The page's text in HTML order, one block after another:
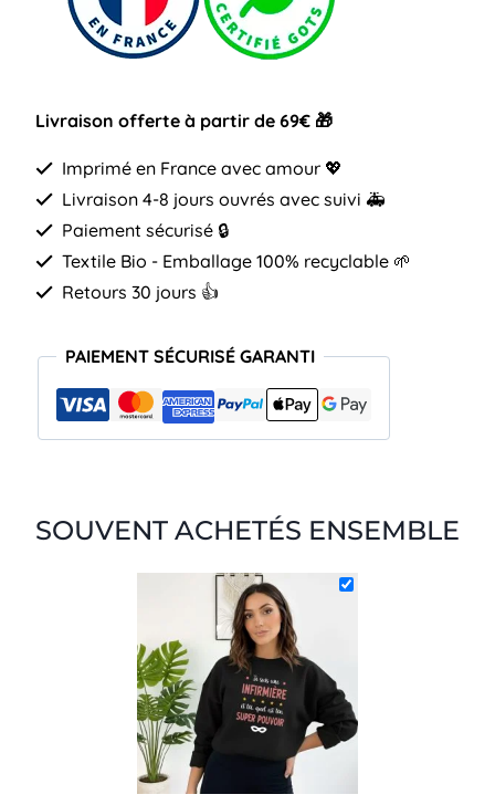
Livraison offerte à partir de 69€ 🎁
Imprimé en France avec amour 💖
Livraison 4-8 jours ouvrés avec suivi 🚑
Paiement sécurisé 🔒
Textile Bio - Emballage 100% recyclable 🌱
Retours 30 jours 👍
PAIEMENT SÉCURISÉ GARANTI
SOUVENT ACHETÉS ENSEMBLE